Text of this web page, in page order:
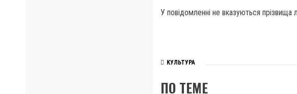
У повідомленні не вказуються прізвища
КУЛЬТУРА
ПО ТЕМЕ